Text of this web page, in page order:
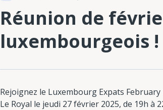
Réunion de
luxembourgeois !
Rejoignez le Luxembourg Expats
Le Royal le jeudi 27 février 2025, de 19h à